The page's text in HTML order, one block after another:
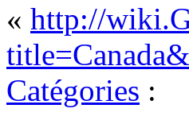
« http://
Catégories :